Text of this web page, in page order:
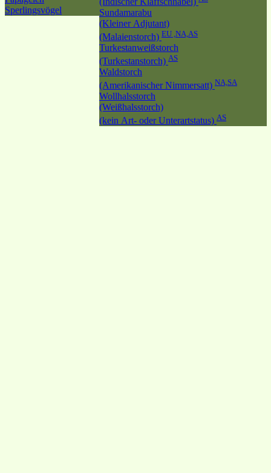
Sperlingsvögel
Sundamarabu
(Kleiner Adjutant)
(Malaienstorch) EU ,NA,AS
Turkestanweißstorch
(Turkestanstorch) AS
Waldstorch
(Amerikanischer Nimmersatt) NA,SA
Wollhalsstorch
(Weißhalsstorch)
(kein Art- oder Unterartstatus) AS